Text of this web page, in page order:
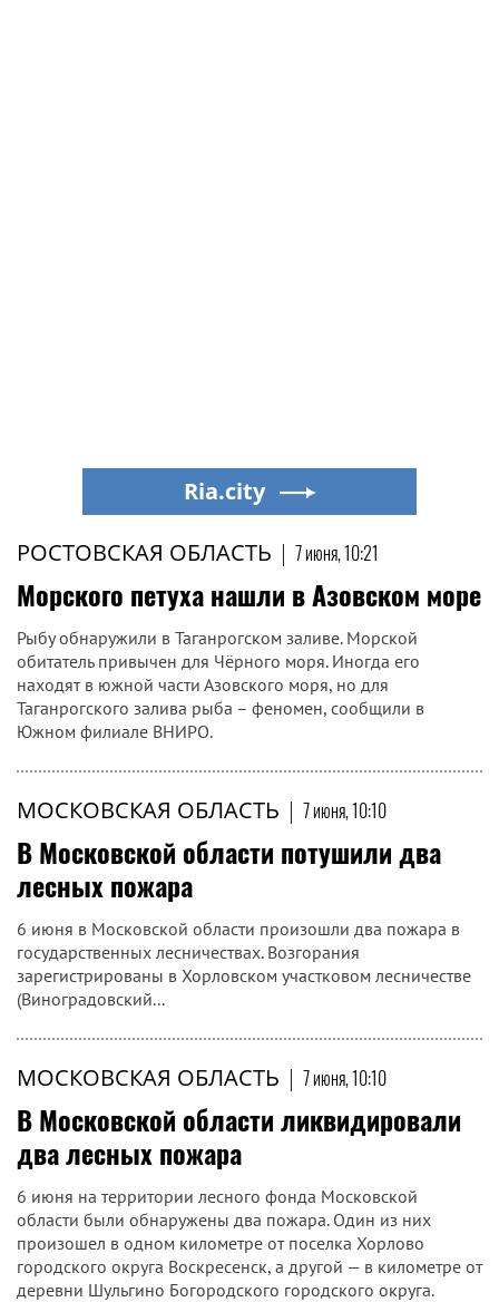
РОСТОВСКАЯ ОБЛАСТЬ | 7 июня, 10:21
Морского петуха нашли в Азовском море
Рыбу обнаружили в Таганрогском заливе. Морской
обитатель привычен для Чёрного моря. Иногда его
находят в южной части Азовского моря, но для
Таганрогского залива рыба – феномен, сообщили в
Южном филиале ВНИРО.
МОСКОВСКАЯ ОБЛАСТЬ | 7 июня, 10:10
В Московской области потушили два
лесных пожара
6 июня в Московской области произошли два пожара в
государственных лесничествах. Возгорания
зарегистрированы в Хорловском участковом лесничестве
(Виноградовский...
МОСКОВСКАЯ ОБЛАСТЬ | 7 июня, 10:10
В Московской области ликвидировали
два лесных пожара
6 июня на территории лесного фонда Московской
области были обнаружены два пожара. Один из них
произошел в одном километре от поселка Хорлово
городского округа Воскресенск, а другой — в километре от
деревни Шульгино Богородского городского округа.
Ria.city